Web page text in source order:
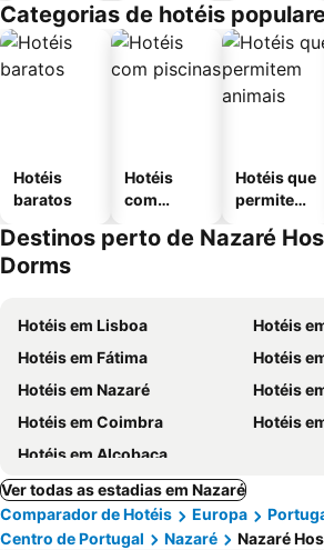
Categorias de hotéis
Hotéis
baratos
Hotéis
com
Hotéis que
permitem
Destinos perto de Nazaré
Dorms
Hotéis em Lisboa
Hotéis
Hotéis em Fátima
Hotéis
Hotéis em Nazaré
Hotéis
Hotéis em Coimbra
Hotéis
Hotéis em Alcobaça
Ver todas as estadias em Nazaré
Comparador de Hotéis
Europa
Centro de Portugal
Nazaré Nazaré